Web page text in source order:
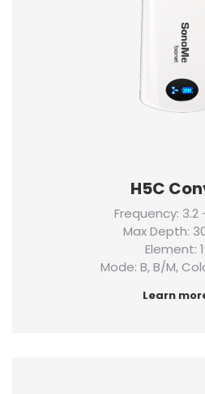
H5C
Frequency: 3.2
Max Depth:
Element:
Mode: B, B/M,
Learn